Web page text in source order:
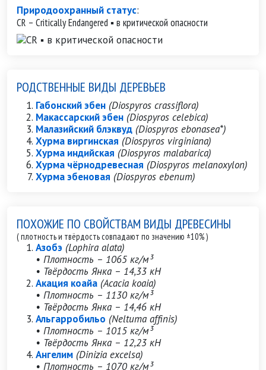
Природоохранный статус:
CR – Critically Endangered ▪ в критической опасности
РОДСТВЕННЫЕ ВИДЫ ДЕРЕВЬЕВ
Габонский эбен (Diospyros crassiflora)
Макассарский эбен (Diospyros celebica)
Малазийский блэквуд (Diospyros ebonasea*)
Хурма виргинская (Diospyros virginiana)
Хурма индийская (Diospyros malabarica)
Хурма чёрнодревесная (Diospyros melanoxylon)
Хурма эбеновая (Diospyros ebenum)
ПОХОЖИЕ ПО СВОЙСТВАМ ВИДЫ ДРЕВЕСИНЫ
( плотность и твёрдость совпадают по значению ±10% )
Азобэ (Lophira alata)
• Плотность – 1065 кг/м³
• Твёрдость Янка – 14,33 кН
Акация коайа (Acacia koaia)
• Плотность – 1130 кг/м³
• Твёрдость Янка – 14,46 кН
Альгарробильо (Neltuma affinis)
• Плотность – 1015 кг/м³
• Твёрдость Янка – 12,23 кН
Ангелим (Dinizia excelsa)
• Плотность – 1070 кг/м³